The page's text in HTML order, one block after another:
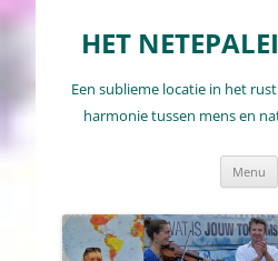
inhoud
HET
Een sublieme locatie in het
harmonie tussen mens en
Menu